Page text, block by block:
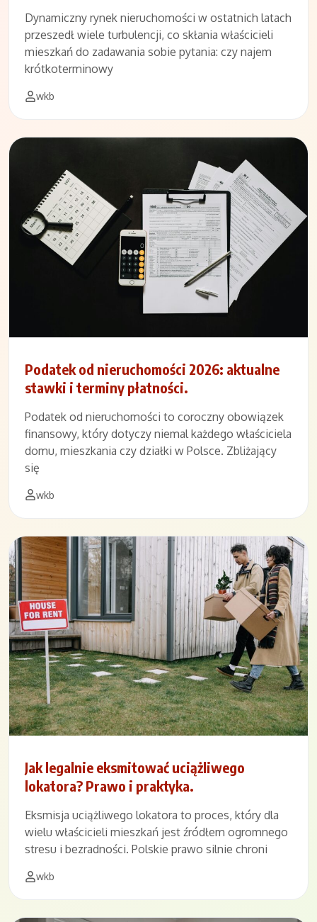
Dynamiczny rynek nieruchomości w ostatnich latach
przeszedł wiele turbulencji, co skłania właścicieli
mieszkań do zadawania sobie pytania: czy najem
krótkoterminowy
wkb
Podatek od nieruchomości 2026: aktualne
stawki i terminy płatności.
Podatek od nieruchomości to coroczny obowiązek
finansowy, który dotyczy niemal każdego właściciela
domu, mieszkania czy działki w Polsce. Zbliżający
się
wkb
Jak legalnie eksmitować uciążliwego
lokatora? Prawo i praktyka.
Eksmisja uciążliwego lokatora to proces, który dla
wielu właścicieli mieszkań jest źródłem ogromnego
stresu i bezradności. Polskie prawo silnie chroni
wkb